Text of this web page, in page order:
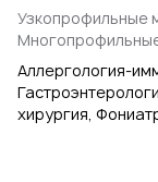
Узкопрофильные
Аллергология-
хирургия,